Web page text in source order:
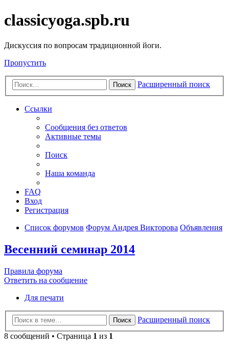
classicyoga.spb.ru
Дискуссия по вопросам традиционной йоги.
Пропустить
Поиск Расширенный поиск
Ссылки
Сообщения без ответов
Активные темы
Поиск
Наша команда
FAQ
Вход
Регистрация
Список форумов Форум Андрея Викторова Объявления
Весенний семинар 2014
Правила форума
Ответить на сообщение
Для печати
Поиск
Расширенный поиск
8 сообщений • Страница 1 из 1